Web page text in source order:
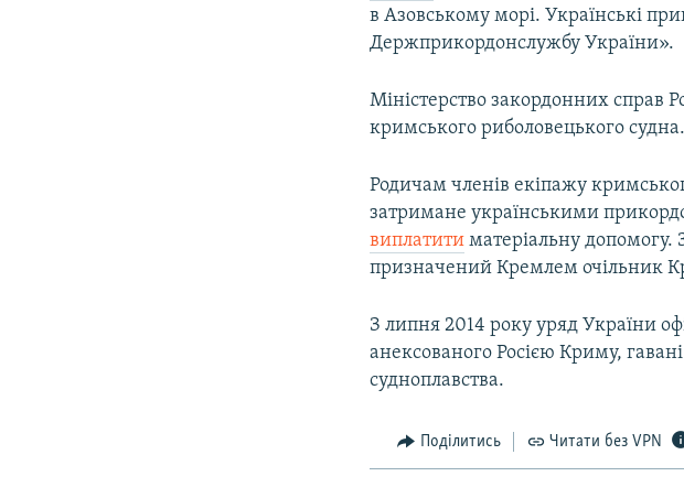
в Азовському морі. Українські
Держприкордонслужбу України».
Міністерство закордонних справ
кримського риболовецького судна.
Родичам членів екіпажу
затримане українськими
виплатити матеріальну допомогу.
призначений Кремлем очільник
З липня 2014 року уряд України
анексованого Росією Криму,
судноплавства.
Поділитись Читати без VPN